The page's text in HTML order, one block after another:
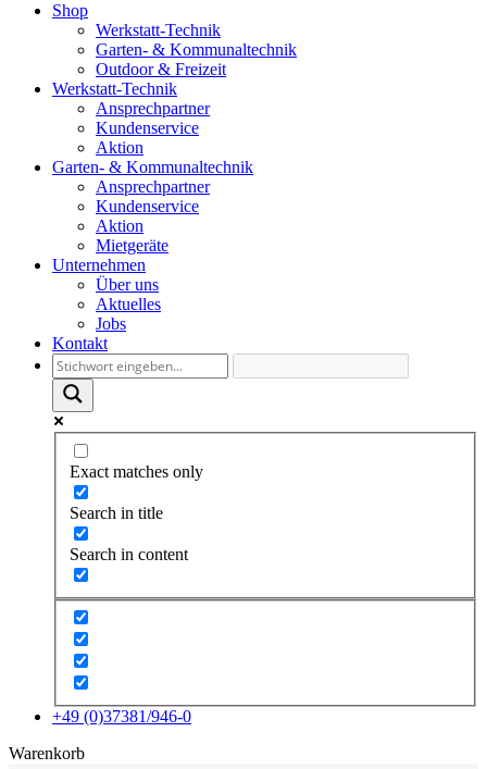
Shop
Werkstatt-Technik
Garten- & Kommunaltechnik
Outdoor & Freizeit
Werkstatt-Technik
Ansprechpartner
Kundenservice
Aktion
Garten- & Kommunaltechnik
Ansprechpartner
Kundenservice
Aktion
Mietgeräte
Unternehmen
Über uns
Aktuelles
Jobs
Kontakt
Exact matches only
Search in title
Search in content
+49 (0)37381/946-0
Warenkorbx